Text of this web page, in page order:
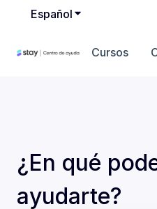
Español Traducciones
Cursos
¿En qué
ayudarte?